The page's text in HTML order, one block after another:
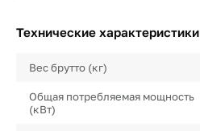
Технические характеристики
Вес брутто (кг)
Общая потребляемая мощность
(кВт)